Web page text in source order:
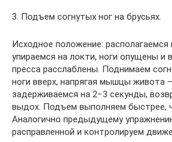
3. Подъем согнутых ног на брусьях.
Исходное положение: располагаемся
упираемся на локти, ноги опущены
пресса расслаблены. Поднимаем
ноги вверх, напрягая мышцы живота
задерживаемся на 2−3 секунды,
выдох. Подъем выполняем быстрее,
Аналогично предыдущему
расправленной и контролируем